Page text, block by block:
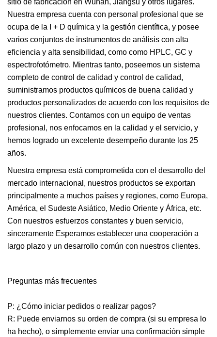
sitio de fabricación en Wuhan, Jiangsu y otros lugares.
Nuestra empresa cuenta con personal profesional que se
ocupa de la I + D química y la gestión científica, y posee
varios conjuntos de instrumentos de análisis con alta
eficiencia y alta sensibilidad, como como HPLC, GC y
espectrofotómetro. Mientras tanto, poseemos un sistema
completo de control de calidad y control de calidad,
suministramos productos químicos de buena calidad y
productos personalizados de acuerdo con los requisitos de
nuestros clientes. Contamos con un equipo de ventas
profesional, nos enfocamos en la calidad y el servicio, y
hemos logrado un excelente desempeño durante los 25
años.
Nuestra empresa está comprometida con el desarrollo del
mercado internacional, nuestros productos se exportan
principalmente a muchos países y regiones, como Europa,
América, el Sudeste Asiático, Medio Oriente y África, etc.
Con nuestros esfuerzos constantes y buen servicio,
sinceramente Esperamos establecer una cooperación a
largo plazo y un desarrollo común con nuestros clientes.
Preguntas más frecuentes
P: ¿Cómo iniciar pedidos o realizar pagos?
R: Puede enviarnos su orden de compra (si su empresa lo
ha hecho), o simplemente enviar una confirmación simple